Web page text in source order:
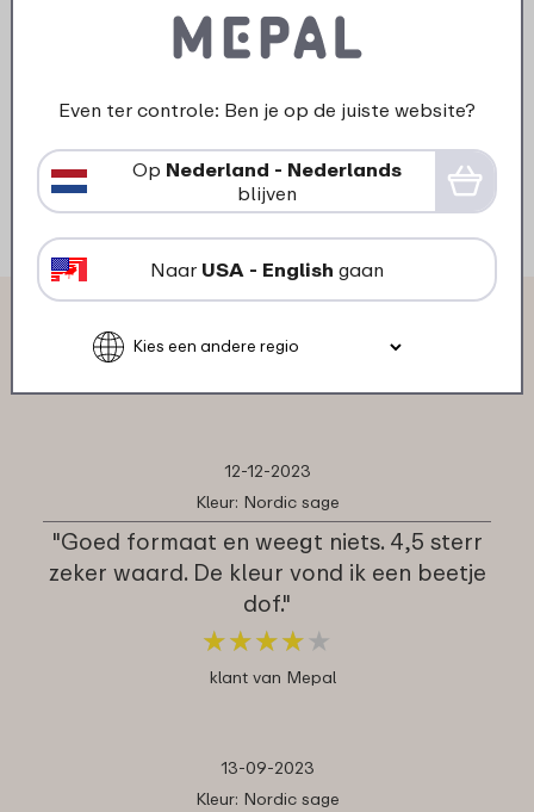
sage
1 19
Bekijk Bestel
Wat anderen zeggen over
12-12-2023
Kleur: Nordic sage
"Goed formaat en weegt niets. 4,5 sterr
zeker waard. De kleur vond ik een beetje
dof."
★★★★ ★
★★★★ ★
klant van Mepal
13-09-2023
Kleur: Nordic sage
Even ter controle: Ben je op de juiste website?
Op Nederland - Nederlands
blijven
Naar USA - English gaan